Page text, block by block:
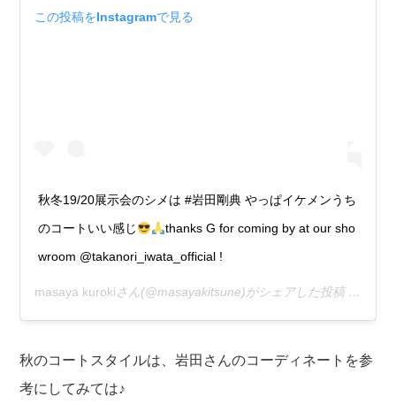
この投稿をInstagramで見る
秋冬19/20展示会のシメは #岩田剛典 やっぱイケメンうち
のコートいい感じ
thanks G for coming by at our sho
wroom @takanori_iwata_official !
masaya kurokiさん(@masayakitsune)がシェアした投稿 –
秋のコートスタイルは、岩田さんのコーディネートを参
考にしてみては♪